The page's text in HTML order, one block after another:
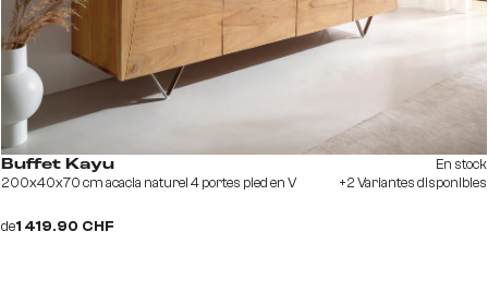
Buffet Kayu
200x40x70 cm acacia naturel 4 portes pied en V
de1 419.90 CHF
En stock
+2 Variantes disponibles